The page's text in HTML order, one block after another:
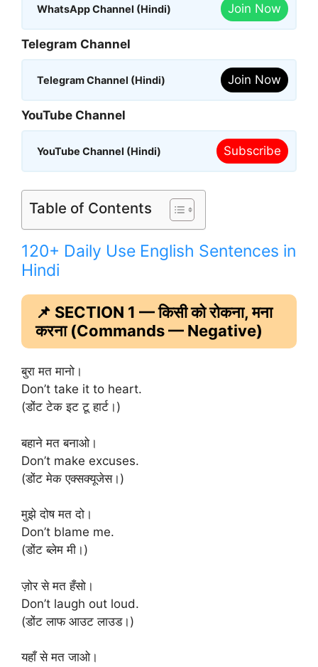
WhatsApp Channel (Hindi) Join Now
Telegram Channel
Telegram Channel (Hindi) Join Now
YouTube Channel
YouTube Channel (Hindi) Subscribe
Table of Contents
120+ Daily Use English Sentences in
Hindi
📌 SECTION 1 — किसी को रोकना, मना
करना (Commands — Negative)
बुरा मत मानो।
Don’t take it to heart.
(डोंट टेक इट टू हार्ट।)
बहाने मत बनाओ।
Don’t make excuses.
(डोंट मेक एक्सक्यूजेस।)
मुझे दोष मत दो।
Don’t blame me.
(डोंट ब्लेम मी।)
ज़ोर से मत हँसो।
Don’t laugh out loud.
(डोंट लाफ आउट लाउड।)
यहाँ से मत जाओ।